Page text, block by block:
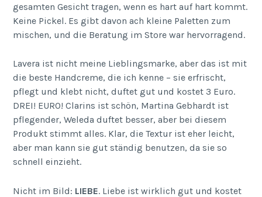
gesamten Gesicht tragen, wenn es hart auf hart kommt.
Keine Pickel. Es gibt davon ach kleine Paletten zum
mischen, und die Beratung im Store war hervorragend.
Lavera ist nicht meine Lieblingsmarke, aber das ist mit
die beste Handcreme, die ich kenne – sie erfrischt,
pflegt und klebt nicht, duftet gut und kostet 3 Euro.
DREI! EURO! Clarins ist schön, Martina Gebhardt ist
pflegender, Weleda duftet besser, aber bei diesem
Produkt stimmt alles. Klar, die Textur ist eher leicht,
aber man kann sie gut ständig benutzen, da sie so
schnell einzieht.
Nicht im Bild: LIEBE. Liebe ist wirklich gut und kostet